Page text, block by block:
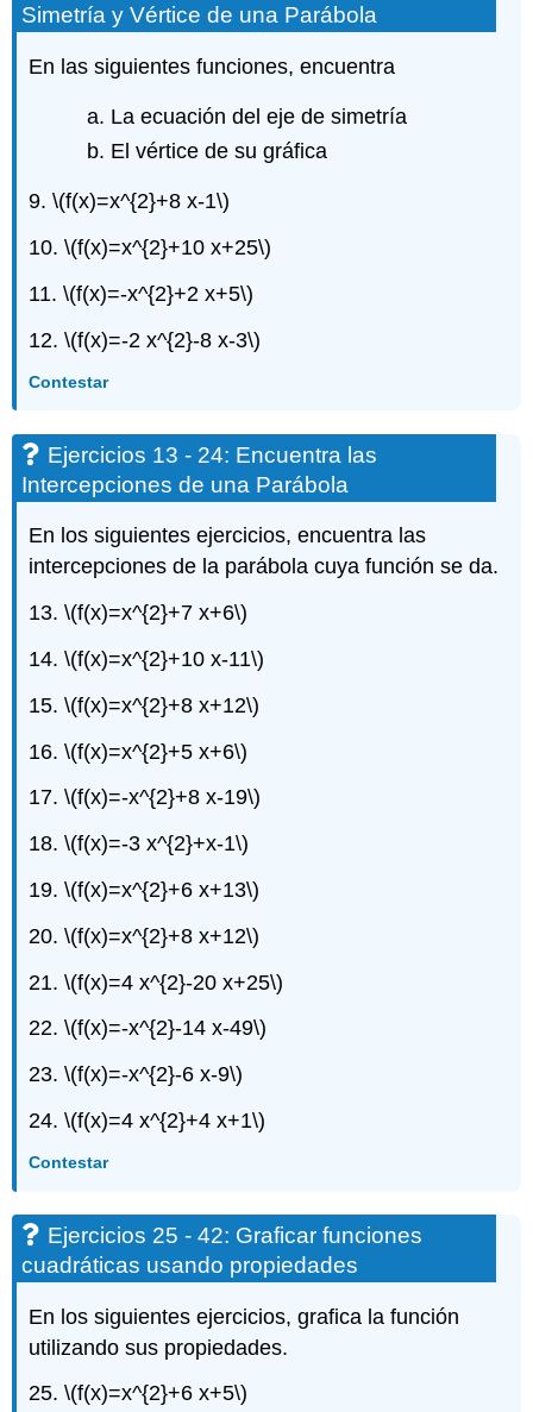
una
Parábola
Ejercicios
24:
Encuentra
Intercepciones
una
Ejercicios
-
cuadráticas
usando
propiedades
43
-
Resolver
Máximas
Mínimas
49
-
60:
Resolver
Aplicaciones
Máximas
y
Mínimas
61
64:
de
Autocomprobación
Simetría y Vértice de una Parábola
En las siguientes funciones, encuentra
La ecuación del eje de simetría
El vértice de su gráfica
9.\(f(x)=x^{2}+8 x-1\)
10.\(f(x)=x^{2}+10 x+25\)
11.\(f(x)=-x^{2}+2 x+5\)
12.\(f(x)=-2 x^{2}-8 x-3\)
Contestar
Ejercicios 13 - 24: Encuentra las
Intercepciones de una Parábola
En los siguientes ejercicios, encuentra las
intercepciones de la parábola cuya función se da.
13.\(f(x)=x^{2}+7 x+6\)
14.\(f(x)=x^{2}+10 x-11\)
15.\(f(x)=x^{2}+8 x+12\)
16.\(f(x)=x^{2}+5 x+6\)
17.\(f(x)=-x^{2}+8 x-19\)
18.\(f(x)=-3 x^{2}+x-1\)
19.\(f(x)=x^{2}+6 x+13\)
20.\(f(x)=x^{2}+8 x+12\)
21.\(f(x)=4 x^{2}-20 x+25\)
22.\(f(x)=-x^{2}-14 x-49\)
23.\(f(x)=-x^{2}-6 x-9\)
24.\(f(x)=4 x^{2}+4 x+1\)
Contestar
Ejercicios 25 - 42: Graficar funciones
cuadráticas usando propiedades
En los siguientes ejercicios, grafica la función
utilizando sus propiedades.
25.\(f(x)=x^{2}+6 x+5\)